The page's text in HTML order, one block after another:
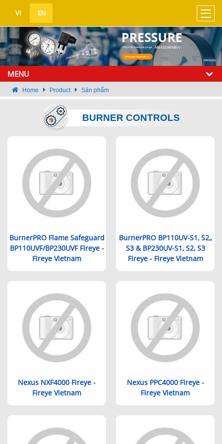
VI EN
MENU
Home Product Sản phẩm
BURNER CONTROLS
BurnerPRO Flame Safeguard
BP110UVF/BP230UVF Fireye -
Fireye Vietnam
BurnerPRO BP110UV-S1, S2,,
S3 & BP230UV-S1, S2, S3
Fireye - Fireye Vietnam
Nexus NXF4000 Fireye -
Fireye Vietnam
Nexus PPC4000 Fireye -
Fireye Vietnam
UA-138576167-1